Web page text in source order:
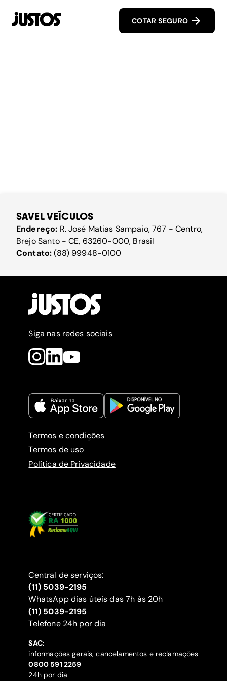
COTAR SEGURO
SAVEL VEÍCULOS
Endereço: R. José Matias Sampaio, 767 - Centro,
Brejo Santo - CE, 63260-000, Brasil
Contato:(88) 99948-0100
Siga nas redes sociais
Termos e condições
Termos de uso
Política de Privacidade
Central de serviços:
(11) 5039-2195
WhatsApp dias úteis das 7h às 20h
(11) 5039-2195
‍Telefone 24h por dia
SAC:
informações gerais, cancelamentos e reclamações
‍0800 591 2259
24h por dia